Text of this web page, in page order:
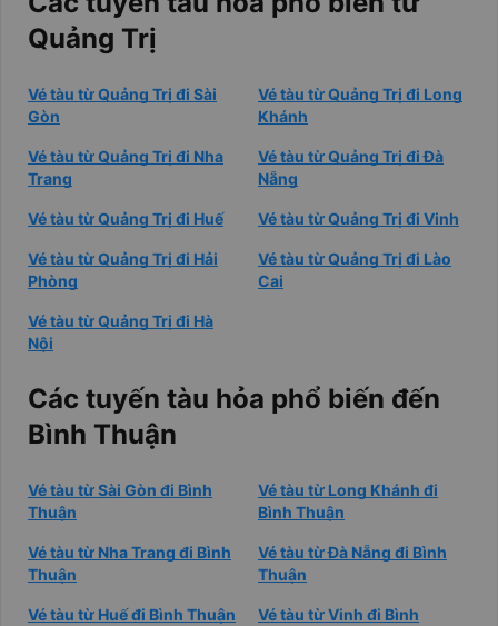
Quảng Trị
Vé tàu từ Quảng Trị đi Sài
Gòn
Vé tàu từ Quảng Trị đi Long
Khánh
Vé tàu từ Quảng Trị đi Nha
Trang
Vé tàu từ Quảng Trị đi Đà
Nẵng
Vé tàu từ Quảng Trị đi Huế Vé tàu từ Quảng Trị đi Vinh
Vé tàu từ Quảng Trị đi Hải
Phòng
Vé tàu từ Quảng Trị đi Lào
Cai
Vé tàu từ Quảng Trị đi Hà
Nội
Các tuyến tàu hỏa phổ biến đến
Bình Thuận
Vé tàu từ Sài Gòn đi Bình
Thuận
Vé tàu từ Long Khánh đi
Bình Thuận
Vé tàu từ Nha Trang đi Bình
Thuận
Vé tàu từ Đà Nẵng đi Bình
Thuận
Vé tàu từ Huế đi Bình Thuận
Vé tàu từ Vinh đi Bình